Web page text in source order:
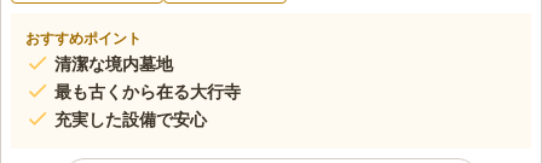
おすすめポイント
清潔な境内墓地
最も古くから在る大行寺
充実した設備で安心